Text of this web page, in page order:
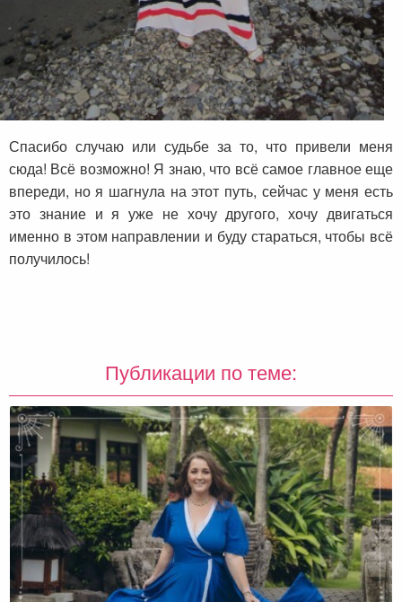
Спасибо случаю или судьбе за то, что привели меня
сюда! Всё возможно! Я знаю, что всё самое главное еще
впереди, но я шагнула на этот путь, сейчас у меня есть
это знание и я уже не хочу другого, хочу двигаться
именно в этом направлении и буду стараться, чтобы всё
получилось!
Публикации по теме: